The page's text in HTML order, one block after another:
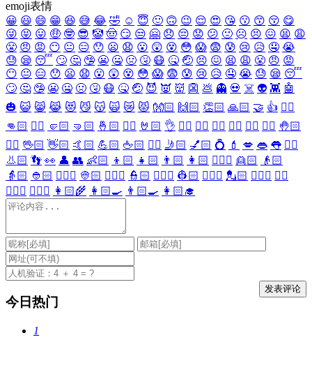
emoji表情
😀 😃 😄 😁 😆 😅 😂 🤣 ☺️ 😇 🙂 🙃 😉 😌 😍 😘 😗 😙 😚 😋
😜 😝 😛 🤑 🤓 😎 🤡 🤠 😏 😒 🤗 😞 😔 😟 😕 🙁 ☹️ 😣 😖 😫 😩
😤 😠 😡 😶 😐 😑 😯 😦 😧 😮 😲 😵 😳 😱 😨 😰 😢 😥 🤤 😭
😓 😪 😴 🙄 🤔 🤥 😬 🤐 🤢 🤧 😷 🤒 🤕 😣 😖 😫 😩 😤 😠 😡
😶 😐 😑 😯 😦 😧 😮 😲 😵 😳 😱 😨 😰 😢 😥 🤤 😭 😓 😪 😴
🙄 🤔 🤥 😬 🤐 🤢 🤧 😷 🤒 🤕 😈 👿 👹 👺 💩 👻 💀 ☠️ 👽 👾 🤖
🎃 😺 😸 😹 😻 😼 😽 🙀 😿 😾 👐🏻 🙌🏻 👏🏻 🙏🏻 🤝 👍 👎🏻
👊🏻 ✊🏻 🤛🏻 🤜🏻 🤞🏻 ✌🏻 🤘🏻 👌 👈🏻 👉🏻 👆🏻 👇🏻 ☝🏻 ✋🏻 🤚🏻
🖐🏻 🖖🏻 👋🏻 🤙🏻 💪🏻 🖕🏻 ✍🏻 🤳🏻 💅🏻 💍 💄 💋 👄 👅 👂🏻
👃🏻 👣 👀 👤 👥 👶🏻 👦🏻 👧🏻 👨🏻 👩🏻 👱🏻‍♀️ 👱🏻
👴🏻
👵🏻 👲🏻 👳🏻‍♀️ 👳🏻 👮🏻‍♀️ 👮🏻 👷🏻‍♀️ 👷🏻 💂🏻‍♀️ 💂🏻 🕵🏻‍♀️ 🕵🏻
👩🏻‍⚕️ 👨🏻‍⚕️ 👩🏻‍🌾 👩🏻‍🍳 👨🏻‍🍳 👩🏻‍🎓
今日热门
1